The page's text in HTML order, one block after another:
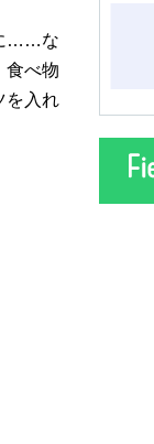
……な
食べ物
を入れ